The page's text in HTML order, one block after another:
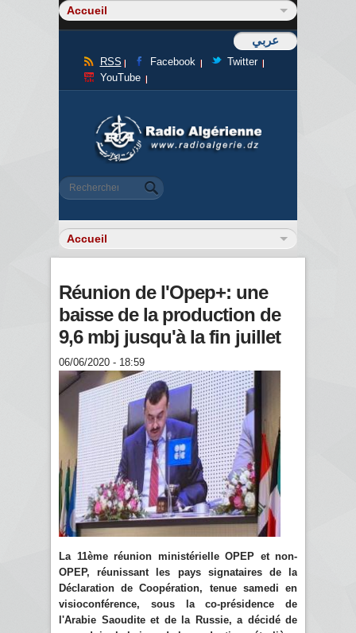
عربي
RSS Facebook
Twitter
YouTube
Formulaire de recherche
Rechercher
Réunion de l'Opep+: une
baisse de la production de
9,6 mbj jusqu'à la fin juillet
06/06/2020 - 18:59
La 11ème réunion ministérielle OPEP et non-
OPEP, réunissant les pays signataires de la
Déclaration de Coopération, tenue samedi en
visioconférence, sous la co-présidence de
l'Arabie Saoudite et de la Russie, a décidé de